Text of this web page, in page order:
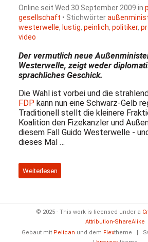
Online seit Wed 30 September 2009 in
gesellschaft • Stichwörter
westerwelle, lustig, peinlich, politiker,
video
Der vermutlich neue
Westerwelle, zeigt weder
sprachliches Geschick.
Die Wahl ist vorbei und die
FDPkann nun eine Schwarz-Gelb
Traditionell stellt die kleinere
Koalition den Fizekanzler und
diesem Fall Guido Westerwelle -
dieses Mal …
Weiterlesen
© 2025 - This work is licensed under a
Attribution-ShareAlike
Gebaut mit Pelican und dem Flextheme